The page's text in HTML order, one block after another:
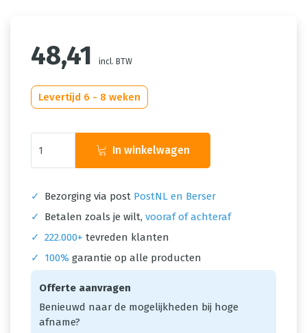
48,41 incl. BTW
Levertijd 6 - 8 weken
In winkelwagen
✓ Bezorging via post PostNL en Berser
✓
Betalen zoals je wilt, vooraf of achteraf
✓ 222.000+ tevreden klanten
✓
100% garantie op alle producten
Offerte aanvragen
Benieuwd naar de mogelijkheden bij hoge
afname?